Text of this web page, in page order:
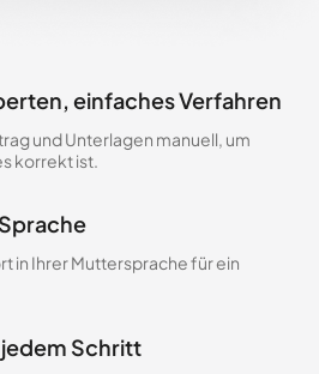
einfaches Verfahren
und Unterlagen manuell, um
korrekt ist.
in Ihrer Muttersprache für ein
Schritt